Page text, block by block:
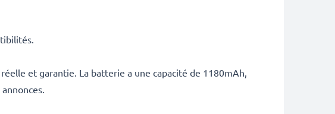
et garantie. La batterie a une capacité de 1180mAh,